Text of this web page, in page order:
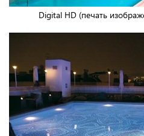
Digital HD (печать